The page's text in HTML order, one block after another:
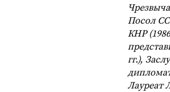
Посол
КНР
гг.),
Лауреат